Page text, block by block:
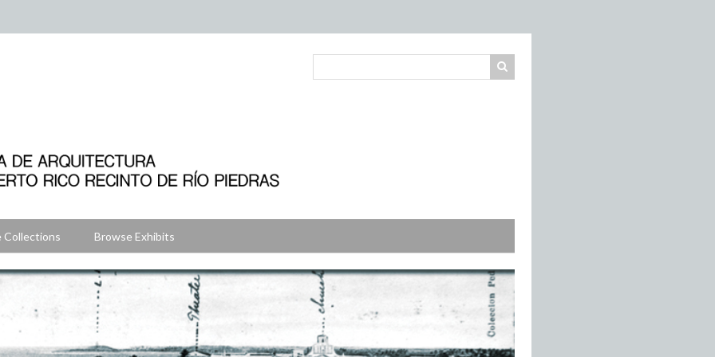
Collections Browse Exhibits